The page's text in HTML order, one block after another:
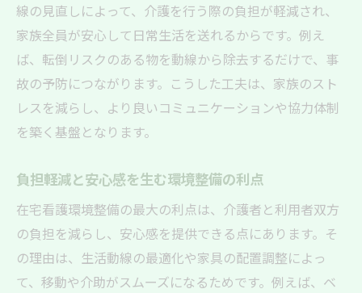
線の見直しによって、介護を行う際の負担が軽減され、
家族全員が安心して日常生活を送れるからです。例え
ば、転倒リスクのある物を動線から除去するだけで、事
故の予防につながります。こうした工夫は、家族のスト
レスを減らし、より良いコミュニケーションや協力体制
を築く基盤となります。
負担軽減と安心感を生む環境整備の利点
在宅看護環境整備の最大の利点は、介護者と利用者双方
の負担を減らし、安心感を提供できる点にあります。そ
の理由は、生活動線の最適化や家具の配置調整によっ
て、移動や介助がスムーズになるためです。例えば、ベ